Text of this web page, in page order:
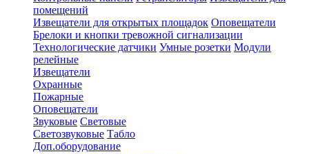
помещений
Извещатели для открытых площадок Оповещатели
Брелоки и кнопки тревожной сигнализации
Технологические датчики Умные розетки Модули
релейные
Извещатели
Охранные
Пожарные
Оповещатели
Звуковые Световые
Светозвуковые Табло
Доп.оборудование